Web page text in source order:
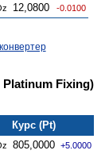
12,0800 -0.0100
конвертер
Platinum Fixing)
Курс (Pt)
805,0000 +5.0000